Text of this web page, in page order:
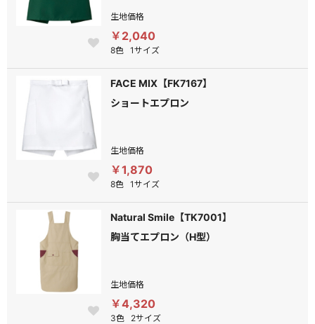
生地価格
￥2,040
8色 1サイズ
FACE MIX【FK7167】
ショートエプロン
生地価格
￥1,870
8色 1サイズ
Natural Smile【TK7001】
胸当てエプロン（H型）
生地価格
￥4,320
3色 2サイズ